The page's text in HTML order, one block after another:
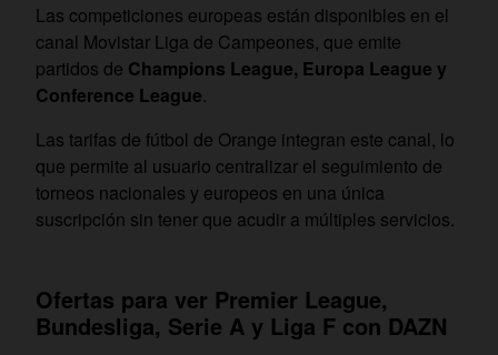
Las competiciones europeas están disponibles en el
canal Movistar Liga de Campeones, que emite
partidos de Champions League, Europa League y
Conference League.
Las tarifas de fútbol de Orange integran este canal, lo
que permite al usuario centralizar el seguimiento de
torneos nacionales y europeos en una única
suscripción sin tener que acudir a múltiples servicios.
Ofertas para ver Premier League,
Bundesliga, Serie A y Liga F con DAZN